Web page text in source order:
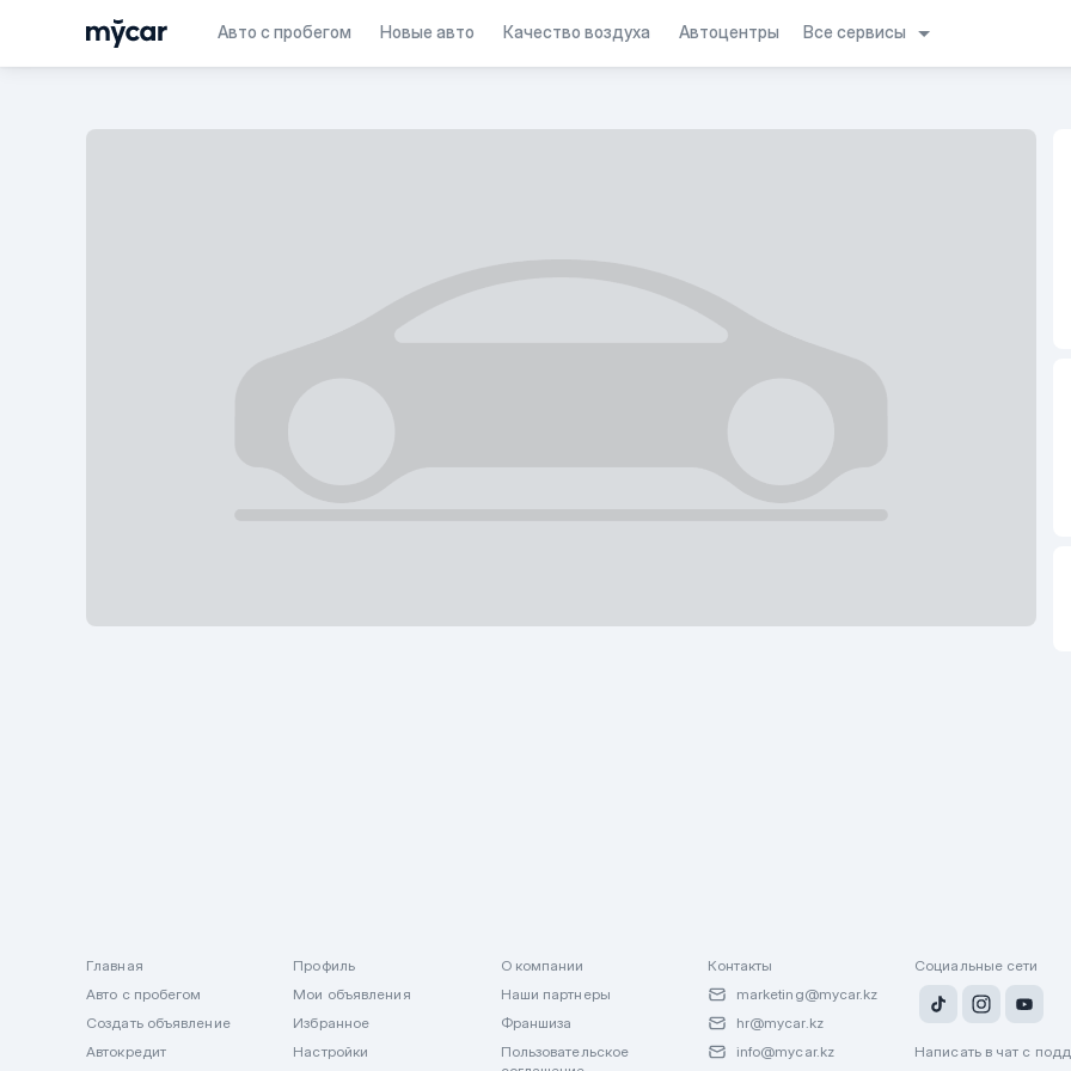
Авто с пробегом Новые авто Качество воздуха Автоцентры Все сервисы
Главная
Авто с пробегом
Создать объявление
Автокредит
Профиль
Мои объявления
Избранное
Настройки
О компании
Наши партнеры
Франшиза
Пользовательское
Контакты
marketing@mycar.kz
hr@mycar.kz
info@mycar.kz
Социальные сети
Написать в чат с